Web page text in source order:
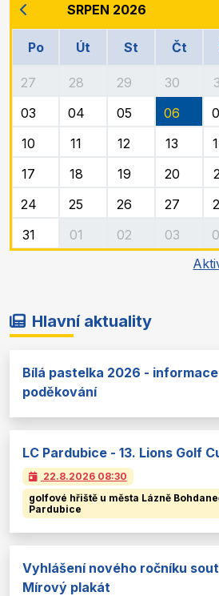
SRPEN 2026
Po Út St Čt
27 28 29 30
03
04 05 06
10
11 12 13
17
18 19 20
24
25 26 27
31
01 02 03
Hlavní aktuality
Bílá pastelka 2026 -
poděkování
LC Pardubice - 13. Lions Golf
22.8.2026 08:30
golfové hřiště u města Lázně
Pardubice
Vyhlášení nového ročníku
Mírový plakát